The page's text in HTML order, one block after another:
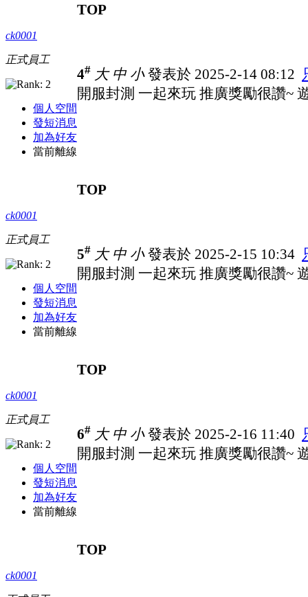
TOP
ck0001
正式員工
個人空間
發短消息
加為好友
當前離線
4# 大 中 小發表於 2025-2-14 08:12
開服封測 一起來玩 推廣獎勵很讚~
TOP
ck0001
正式員工
個人空間
發短消息
加為好友
當前離線
5# 大 中 小發表於 2025-2-15 10:34
開服封測 一起來玩 推廣獎勵很讚~
TOP
ck0001
正式員工
個人空間
發短消息
加為好友
當前離線
6# 大 中 小發表於 2025-2-16 11:40
開服封測 一起來玩 推廣獎勵很讚~
TOP
ck0001